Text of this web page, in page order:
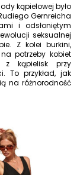
kąpielowej było
Gernreicha
i odsłoniętym
seksualnej
Z kolei burkini,
potrzeby kobiet
z kąpielisk przy
To przykład, jak
na różnorodność